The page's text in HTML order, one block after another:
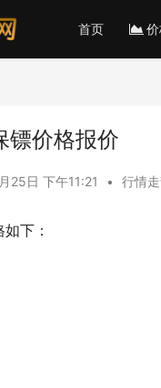
首页
镖价格报价
25日 下午11:21 • 行情
下：